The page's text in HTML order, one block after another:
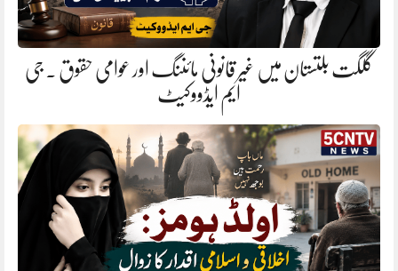
گلگت بلتستان میں غیر قانونی مائننگ اور عوامی حقوق . جی
ایم ایڈووکیٹ